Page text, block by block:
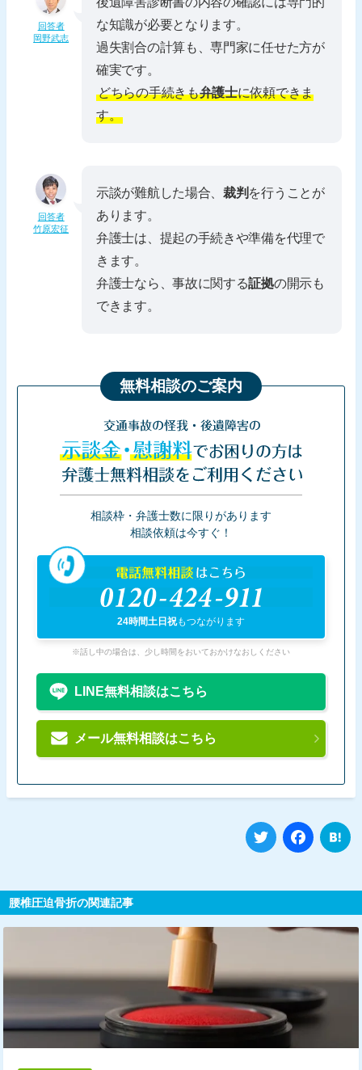
回答者
岡野武志
な知識が必要となります。
過失割合の計算も、専門家に任せた方が
確実です。
どちらの手続きも弁護士に依頼できま
す。
回答者
竹原宏征
示談が難航した場合、裁判 を行うことが
あります。
弁護士は、提起の手続きや準備を代理で
きます。
弁護士なら、事故に関する証拠の開示も
できます。
無料相談のご案内
交通事故の怪我・後遺障害の
示談金・慰謝料でお困りの方は
弁護士無料相談をご利用ください
相談枠・弁護士数に限りがあります
相談依頼は今すぐ！
電話無料相談はこちら
0120-424-911
24時間土日祝もつながります
※話し中の場合は、少し時間をおいておかけなおしください
LINE無料相談はこちら
メール無料相談はこちら
Twitter
腰椎圧迫骨折の関連記事